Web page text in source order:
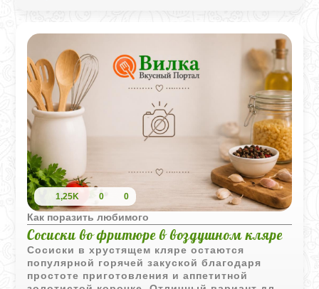
1,25K 0 0
Как поразить любимого
Сосиски во фритюре в воздушном кляре
Сосиски в хрустящем кляре остаются
популярной горячей закуской благодаря
простоте приготовления и аппетитной